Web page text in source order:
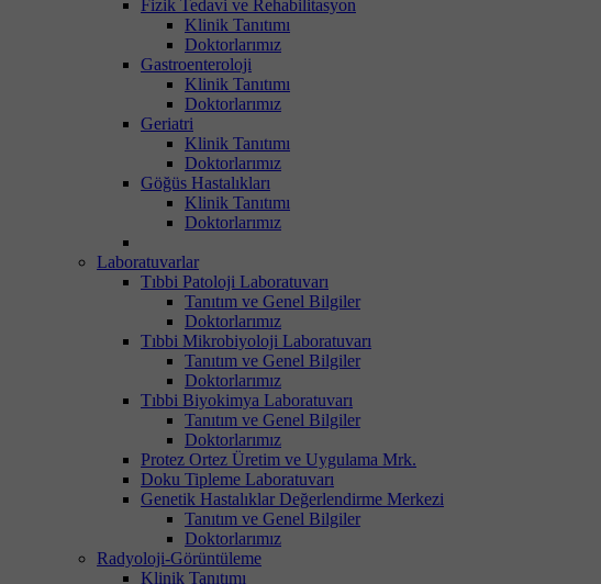
Fizik Tedavi ve Rehabilitasyon
Klinik Tanıtımı
Doktorlarımız
Gastroenteroloji
Klinik Tanıtımı
Doktorlarımız
Geriatri
Klinik Tanıtımı
Doktorlarımız
Göğüs Hastalıkları
Klinik Tanıtımı
Doktorlarımız
Laboratuvarlar
Tıbbi Patoloji Laboratuvarı
Tanıtım ve Genel Bilgiler
Doktorlarımız
Tıbbi Mikrobiyoloji Laboratuvarı
Tanıtım ve Genel Bilgiler
Doktorlarımız
Tıbbi Biyokimya Laboratuvarı
Tanıtım ve Genel Bilgiler
Doktorlarımız
Protez Ortez Üretim ve Uygulama Mrk.
Doku Tipleme Laboratuvarı
Genetik Hastalıklar Değerlendirme Merkezi
Tanıtım ve Genel Bilgiler
Doktorlarımız
Radyoloji-Görüntüleme
Klinik Tanıtımı